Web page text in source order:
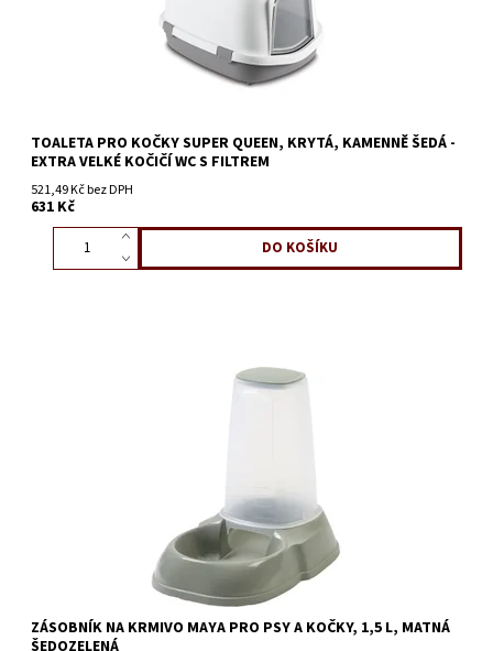
TOALETA PRO KOČKY SUPER QUEEN, KRYTÁ, KAMENNĚ ŠEDÁ -
EXTRA VELKÉ KOČIČÍ WC S FILTREM
521,49 Kč bez DPH
631 Kč
ZÁSOBNÍK NA KRMIVO MAYA PRO PSY A KOČKY, 1,5 L, MATNÁ